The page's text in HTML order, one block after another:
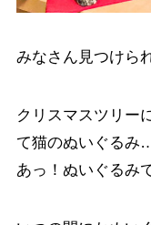
みなさん見つけら
クリスマスツリー
て猫のぬいぐるみ
あっ！ぬいぐるみ